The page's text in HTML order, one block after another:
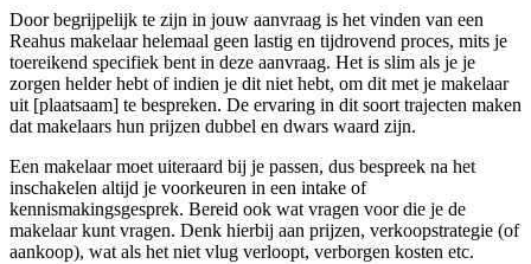
Door begrijpelijk te zijn in jouw aanvraag is het vinden van een
Reahus makelaar helemaal geen lastig en tijdrovend proces, mits je
toereikend specifiek bent in deze aanvraag. Het is slim als je je
zorgen helder hebt of indien je dit niet hebt, om dit met je makelaar
uit [plaatsaam] te bespreken. De ervaring in dit soort trajecten maken
dat makelaars hun prijzen dubbel en dwars waard zijn.
Een makelaar moet uiteraard bij je passen, dus bespreek na het
inschakelen altijd je voorkeuren in een intake of
kennismakingsgesprek. Bereid ook wat vragen voor die je de
makelaar kunt vragen. Denk hierbij aan prijzen, verkoopstrategie (of
aankoop), wat als het niet vlug verloopt, verborgen kosten etc.